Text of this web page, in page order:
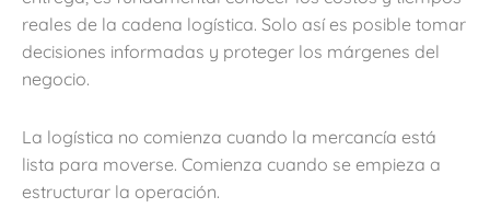
reales de la cadena logística. Solo así es posible tomar
decisiones informadas y proteger los márgenes del
negocio.
La logística no comienza cuando la mercancía está
lista para moverse. Comienza cuando se empieza a
estructurar la operación.